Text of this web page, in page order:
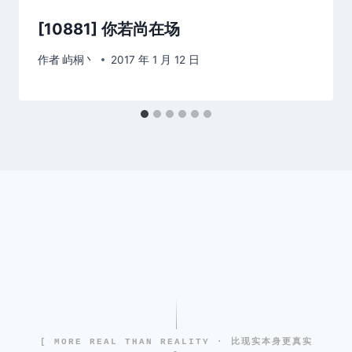
[10881] 你若尚在场
作者屿桐丶 2017 年 1 月 12 日
[ MORE REAL THAN REALITY · 比现实本身更真实